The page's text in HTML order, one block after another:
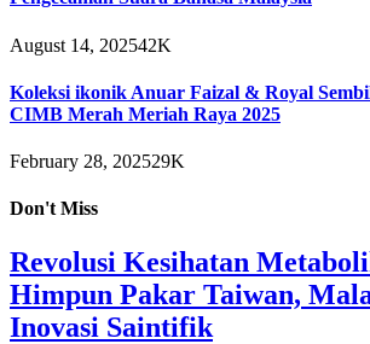
August 14, 202542K
Koleksi ikonik Anuar Faizal & Royal
CIMB Merah Meriah Raya 2025
February 28, 202529K
Don't Miss
Revolusi Kesihatan
Himpun Pakar Taiwan,
Inovasi Saintifik